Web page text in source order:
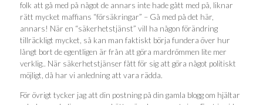
folk att gå med på något de annars inte hade gått med på, liknar
rätt mycket maffians “försäkringar” – Gå med på det här,
annars! När en “säkerhetstjänst” vill ha någon förändring
tillräckligt mycket, så kan man faktiskt börja fundera över hur
långt bort de egentligen är från att göra mardrömmen lite mer
verklig.. När säkerhetstjänser fått för sig att göra något politiskt
möjligt, då har vi anledning att vara rädda.
För övrigt tycker jag att din postning på din gamla blogg om hjältar